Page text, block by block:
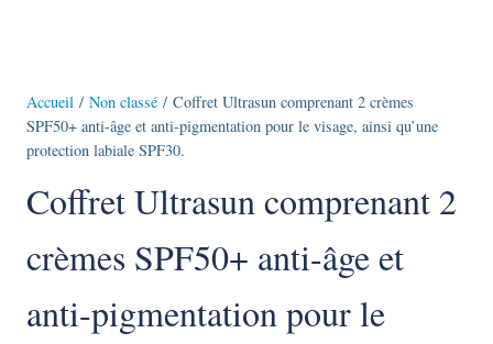
Accueil / Non classé / Coffret Ultrasun comprenant 2 crèmes
SPF50+ anti-âge et anti-pigmentation pour le visage, ainsi qu’une
protection labiale SPF30.
Coffret Ultrasun comprenant 2
crèmes SPF50+ anti-âge et
anti-pigmentation pour le